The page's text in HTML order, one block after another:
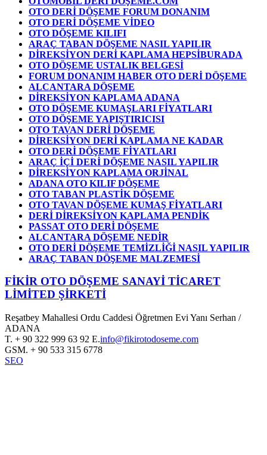
OTO DERİ DÖŞEME FORUM DONANIM
OTO DERİ DÖŞEME VİDEO
OTO DÖŞEME KILIFI
ARAÇ TABAN DÖŞEME NASIL YAPILIR
DİREKSİYON DERİ KAPLAMA HEPSİBURADA
OTO DÖŞEME USTALIK BELGESİ
FORUM DONANIM HABER OTO DERİ DÖŞEME
ALCANTARA DÖŞEME
DİREKSİYON KAPLAMA ADANA
OTO DÖŞEME KUMAŞLARI FİYATLARI
OTO DÖŞEME YAPIŞTIRICISI
OTO TAVAN DERİ DÖŞEME
DİREKSİYON DERİ KAPLAMA NE KADAR
OTO DERİ DÖŞEME FİYATLARI
ARAÇ İÇİ DERİ DÖŞEME NASIL YAPILIR
DİREKSİYON KAPLAMA ORJİNAL
ADANA OTO KILIF DÖŞEME
OTO TABAN PLASTİK DÖŞEME
OTO TAVAN DÖŞEME KUMAŞ FİYATLARI
DERİ DİREKSİYON KAPLAMA PENDİK
PASSAT OTO DERİ DÖŞEME
ALCANTARA DÖŞEME NEDİR
OTO DERİ DÖŞEME TEMİZLİĞİ NASIL YAPILIR
ARAÇ TABAN DÖŞEME MALZEMESİ
FİKİR OTO DÖŞEME SANAYİ TİCARET
LİMİTED ŞİRKETİ
Reşatbey Mahallesi Ordu Caddesi Öğretmen Evi Yanı Serhan /
ADANA
T. + 90 322 999 63 92 E.info@fikirotodoseme.com
GSM. + 90 533 315 6778
SEO